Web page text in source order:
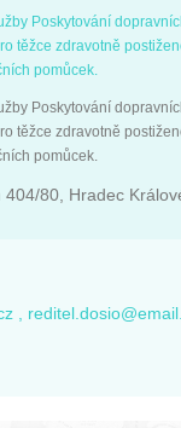
Poskytování
těžce zdravotně
pomůcek.
Poskytování
těžce zdravotně
pomůcek.
404/80, Hradec
,